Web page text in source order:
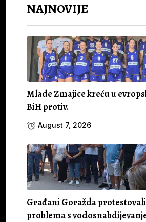
NAJNOVIJE
Mlade Zmajice kreću u
BiH protiv.
August 7, 2026
Građani Goražda
problema s